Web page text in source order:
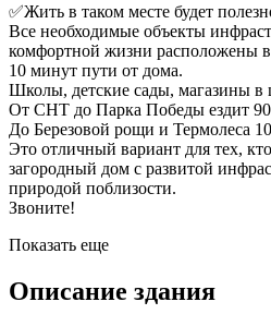
✅Жить в таком месте будет
Все необходимые объекты
комфортной жизни расположены в
10 минут пути от дома.
Школы, детские сады, магазины в
От СНТ до Парка Победы ездит 90
До Березовой рощи и Термолеса
Это отличный вариант для тех,
загородный дом с развитой
природой поблизости.
Звоните!
Показать еще
Описание здания